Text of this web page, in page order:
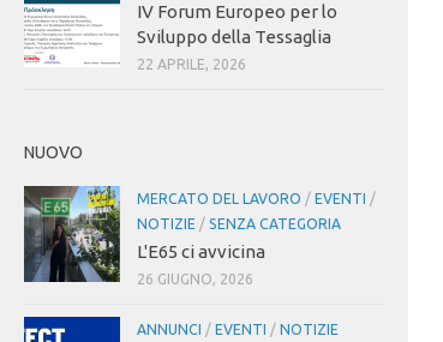
IV Forum Europeo per lo
Sviluppo della Tessaglia
22 APRILE, 2026
NUOVO
MERCATO DEL LAVORO / EVENTI /
NOTIZIE / SENZA CATEGORIA
L'E65 ci avvicina
26 GIUGNO, 2026
ANNUNCI / EVENTI / NOTIZIE